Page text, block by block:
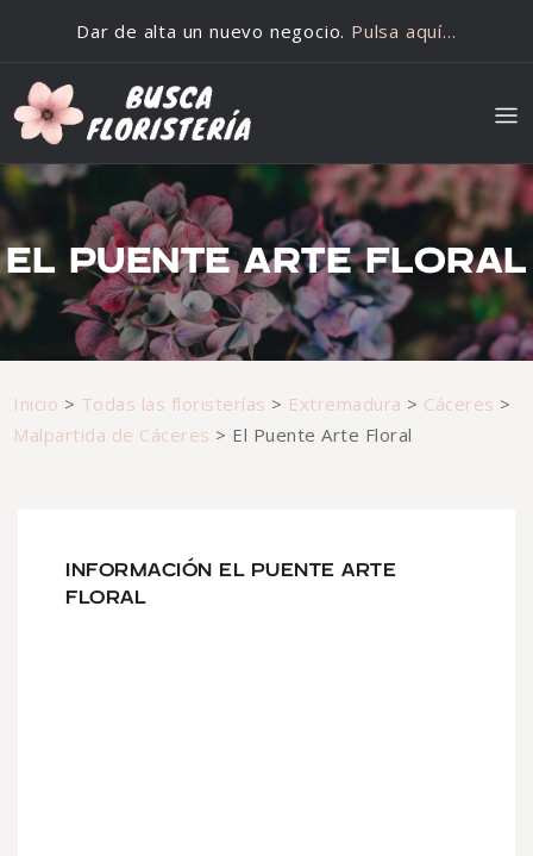
Dar de alta un nuevo negocio. Pulsa aquí…
EL PUENTE ARTE FLORAL
Inicio > Todas las floristerías > Extremadura > Cáceres >
Malpartida de Cáceres > El Puente Arte Floral
INFORMACIÓN EL PUENTE ARTE
FLORAL